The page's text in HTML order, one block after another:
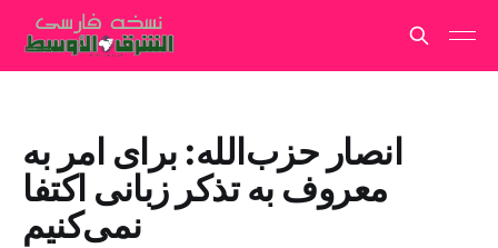
انصار حزب‌الله: برای امر به
معروف به تذکر زبانی اکتفا
نمی‌کنیم